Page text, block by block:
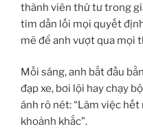
thành viên thứ tư trong
tim dẫn lối mọi quyết
mẽ để anh vượt qua mọi
Mỗi sáng, anh bắt đầu
đạp xe, bơi lội hay chạy
ánh rõ nét: “Làm việc
khoảnh khắc”.